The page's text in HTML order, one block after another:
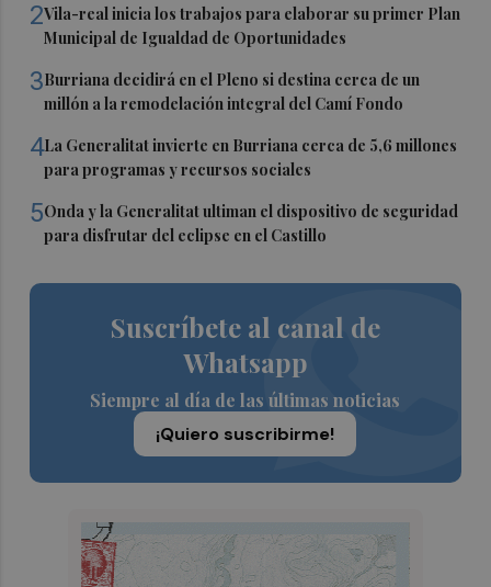
2Vila-real inicia los trabajos para elaborar su primer Plan
Municipal de Igualdad de Oportunidades
3Burriana decidirá en el Pleno si destina cerca de un
millón a la remodelación integral del Camí Fondo
4La Generalitat invierte en Burriana cerca de 5,6 millones
para programas y recursos sociales
5Onda y la Generalitat ultiman el dispositivo de seguridad
para disfrutar del eclipse en el Castillo
Suscríbete al canal de
Whatsapp
Siempre al día de las últimas noticias
¡Quiero suscribirme!